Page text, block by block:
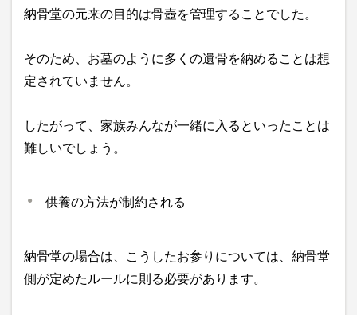
納骨堂の元来の目的は骨壺を管理することでした。
そのため、お墓のように多くの遺骨を納めることは想
定されていません。
したがって、家族みんなが一緒に入るといったことは
難しいでしょう。
供養の方法が制約される
納骨堂の場合は、こうしたお参りについては、納骨堂
側が定めたルールに則る必要があります。